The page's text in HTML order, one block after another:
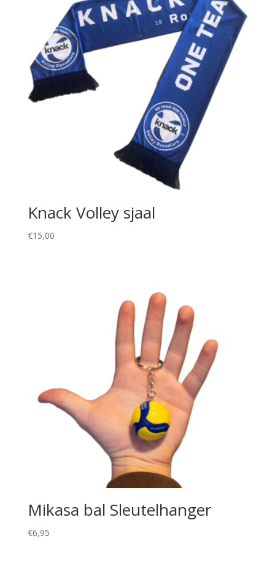
Knack Volley sjaal
€15,00
Mikasa bal Sleutelhanger
€6,95